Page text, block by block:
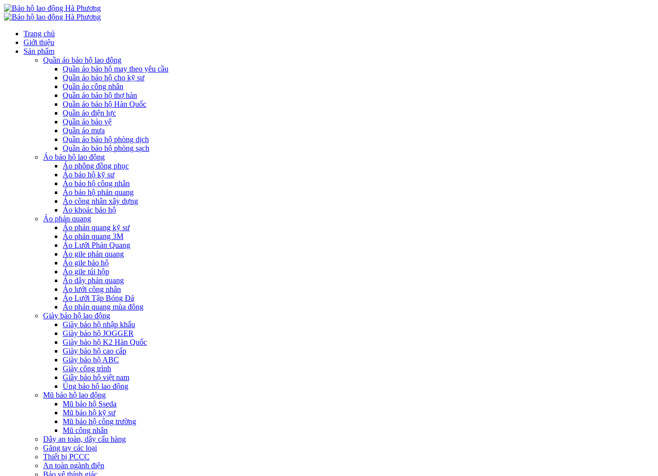
Trang chủ
Giới thiệu
Sản phẩm
Quần áo bảo hộ lao động
Quần áo bảo hộ may theo yêu cầu
Quần áo bảo hộ cho kỹ sư
Quần áo công nhân
Quần áo bảo hộ thợ hàn
Quần áo bảo hộ Hàn Quốc
Quần áo điện lực
Quần áo bảo vệ
Quần áo mưa
Quần áo bảo hộ phòng dịch
Quần áo bảo hộ phòng sạch
Áo bảo hộ lao động
Áo phông đồng phục
Áo bảo hộ kỹ sư
Áo bảo hộ công nhân
Áo bảo hộ phản quang
Áo công nhân xây dựng
Áo khoác bảo hộ
Áo phản quang
Áo phản quang kỹ sư
Áo phản quang 3M
Áo Lưới Phản Quang
Áo gile phản quang
Áo gile bảo hộ
Áo gile túi hộp
Áo dây phản quang
Áo lưới công nhân
Áo Lưới Tập Bóng Đá
Áo phản quang mùa đông
Giày bảo hộ lao động
Giày bảo hộ nhập khẩu
Giày bảo hộ JOGGER
Giày bảo hộ K2 Hàn Quốc
Giày bảo hộ cao cấp
Giày bảo hộ ABC
Giày công trình
Giầy bảo hộ việt nam
Ủng bảo hộ lao động
Mũ bảo hộ lao động
Mũ bảo hộ Sseda
Mũ bảo hộ kỹ sư
Mũ bảo hộ công trường
Mũ công nhân
Dây an toàn, dây cẩu hàng
Găng tay các loại
Thiết bị PCCC
An toàn ngành điện
Bảo vệ thính giác